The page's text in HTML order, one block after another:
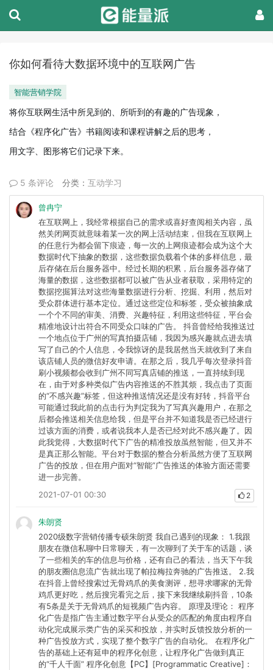
你如何看待大数据环境中的互联网广告
智能营销学院
将你互联网生活中所见到的、所听到的有趣的广告现象，
结合《程序化广告》书籍阅读和课程讲解之后的思考，
用文字、图形将它们记录下来。
5 条评论 分类： 互动学习
曾冉宁
在互联网上，我经常根据自己的需求或喜好查阅相关内容，虽
然关闭网页就意味着某一次的网上活动结束，但我在互联网上
的任意行为都会留下痕迹，每一次的上网痕迹都会成为这个大
数据时代下抽象的数据，这些数据负载着个体的多样信息，最
后存储在后台服务器中。经过长期的积累，后台服务器存储了
海量的数据，这些数据都可以被广告从业者获取，采用特定的
数据挖掘算法对这些海量数据进行分析、挖掘、利用，然后对
受众群体进行基本定位。通过这些定位和标签，受众被抽象成
一个个不同的审美、消费、兴趣特征，利用这些特征，平台会
精准地设计出符合不同受众口味的广告。 抖音曾经给我推送过
一个地点位于广州的写真拍摄店铺，我因为感兴趣就点进去填
写了自己的个人信息，令我惊讶的是我居然当天就收到了来自
该店铺人员的微信好友申请。在那之后，我几乎每次登录抖音
刷小视频都会收到广州不同写真店铺的推送，一直持续到现
在，由于对多种类似广告内容推送的不胜其烦，我点击了页面
的“不感兴趣”标签，但这种推送情况还是没有好转，抖音平台
可能通过我此前的点击行为判定我为了写真兴趣用户，在那之
后都会推送相关信息给我，但是平台并不知道我是否已经进行
过该方面的消费，或者说我本人是否已经对此不感兴趣了。因
此我觉得，大数据时代下广告的精准投放虽然智能，但又并不
是真正那么智能。平台对于数据的整合分析虽然方便了互联网
广告的投放，但在用户面对“智能”广告推送的体验方面还需要
进一步完善。
2021-07-01 00:30
2
朱朗贤
2020级数字营销传播专硕朱朗贤 我自己遇到的现象： 1.我跟
朋友在微信私聊中日常聊天，有一次聊到了关于车的话题，谈
了一些相关的车的信息与价格，还有自己的看法，当天下午我
的朋友圈信息流广告就出现了帕拉梅拉奔驰的广告推送。 2.我
在抖音上曾经搜索过无骨鸡爪的美食测评，想寻求哪家的无骨
鸡爪更好吃，然后搜完看完之后，接下来我继续刷抖音，10条
有5条是关于无骨鸡爪的短视频广告内容。 原理及理论： 程序
化广告是指广告主通过数字平台从受众的匹配的角度由程序自
动化完成展示类广告的采买和投放，并实时反馈投放分析的一
种广告投放方式，实现了整个数字广告的自动化。 在程序化广
告的基础上还有延申的程序化创意，让程序化广告做到真正
的“千人千面” 程序化创意【PC】[Programmatic Creative]：